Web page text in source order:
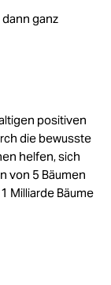
ganz
positiven
die bewusste
helfen, sich
von 5 Bäumen
Milliarde Bäume